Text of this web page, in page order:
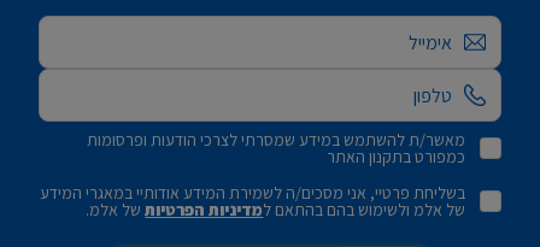
אימייל
מאשר/ת להשתמש במידע שמסרתי לצרכי הודעות ופרסומות
כמפורט בתקנון האתר
בשליחת פרטיי, אני מסכים/ה לשמירת המידע אודותיי במאגרי המידע
של אלמ ולשימוש בהם בהתאם למדיניות הפרטיותשל אלמ.